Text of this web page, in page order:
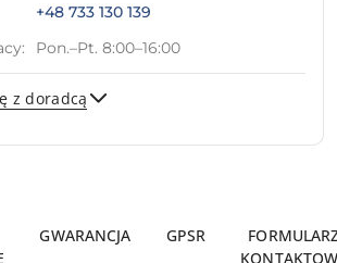
+48 733 130 139
Pon.–Pt. 8:00–16:00
z doradcą
GWARANCJA GPSR